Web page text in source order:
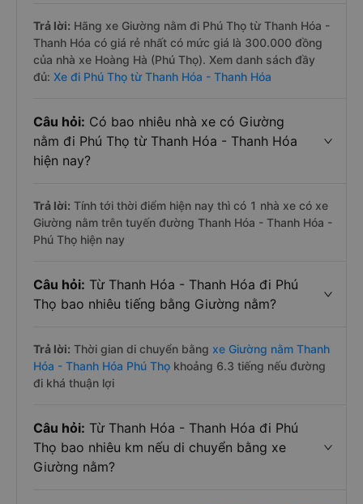
Trả lời: Hãng xe Giường nằm đi Phú Thọ từ Thanh Hóa -
Thanh Hóa có giá rẻ nhất có mức giá là 300.000 đồng
của nhà xe Hoàng Hà (Phú Thọ). Xem danh sách đầy
đủ: Xe đi Phú Thọ từ Thanh Hóa - Thanh Hóa
Câu hỏi: Có bao nhiêu nhà xe có Giường
nằm đi Phú Thọ từ Thanh Hóa - Thanh Hóa
hiện nay?
Trả lời: Tính tới thời điểm hiện nay thì có 1 nhà xe có xe
Giường nằm trên tuyến đường Thanh Hóa - Thanh Hóa -
Phú Thọ hiện nay
Câu hỏi: Từ Thanh Hóa - Thanh Hóa đi Phú
Thọ bao nhiêu tiếng bằng Giường nằm?
Trả lời: Thời gian di chuyển bằng xe Giường nằm Thanh
Hóa - Thanh Hóa Phú Thọ khoảng 6.3 tiếng nếu đường
đi khá thuận lợi
Câu hỏi: Từ Thanh Hóa - Thanh Hóa đi Phú
Thọ bao nhiêu km nếu di chuyển bằng xe
Giường nằm?